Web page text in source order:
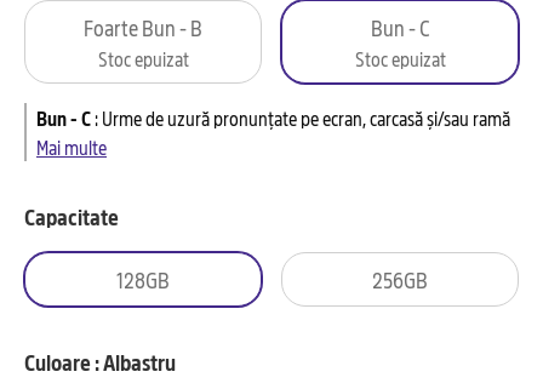
Foarte Bun - B
Stoc epuizat
Bun - C
Stoc epuizat
Bun - C:Urme de uzură pronunțate pe ecran, carcasă și/sau ramă
Mai multe
Capacitate
128GB 256GB
Culoare : Albastru